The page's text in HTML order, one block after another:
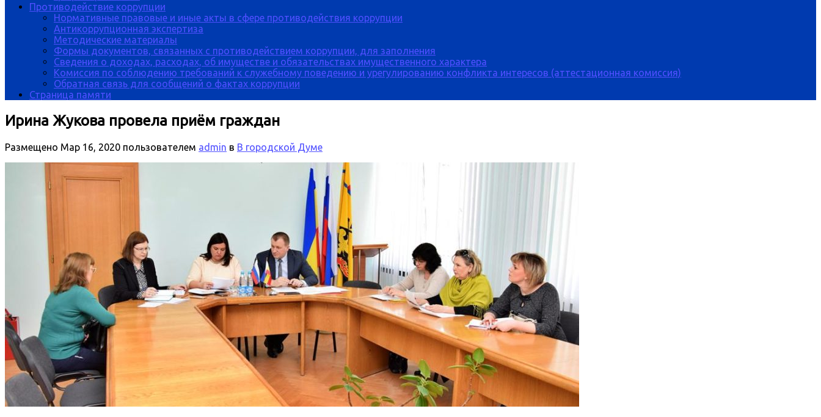
Противодействие коррупции
Нормативные правовые и иные акты в сфере противодействия коррупции
Антикоррупционная экспертиза
Методические материалы
Формы документов, связанных с противодействием коррупции, для заполнения
Сведения о доходах, расходах, об имуществе и обязательствах имущественного характера
Комиссия по соблюдению требований к служебному поведению и урегулированию конфликта интересов (аттестационная комиссия)
Обратная связь для сообщений о фактах коррупции
Страница памяти
Ирина Жукова провела приём граждан
Размещено Мар 16, 2020 пользователем admin в В городской Думе